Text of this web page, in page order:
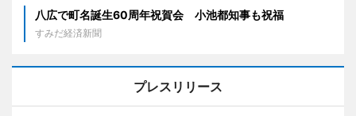
八広で町名誕生60周年祝賀会 小池都知事も祝福
すみだ経済新聞
プレスリリース